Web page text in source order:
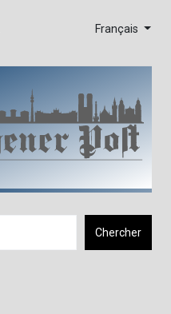
Français
Chercher